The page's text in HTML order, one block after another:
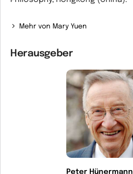
Mehr von Mary Yuen
Herausgeber
Peter Hünermann